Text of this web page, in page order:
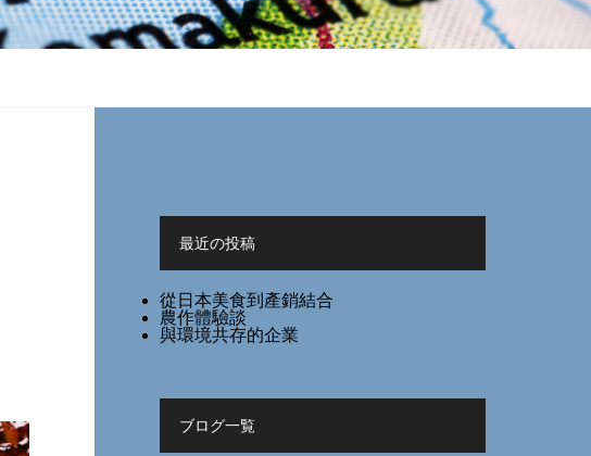
最近の投稿
從日本美食到產銷結合
農作體驗談
與環境共存的企業
ブログ一覧